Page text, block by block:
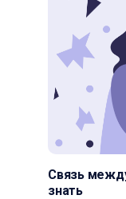
Связь
знать